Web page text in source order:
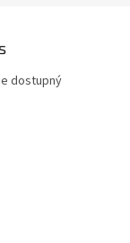
dostupný